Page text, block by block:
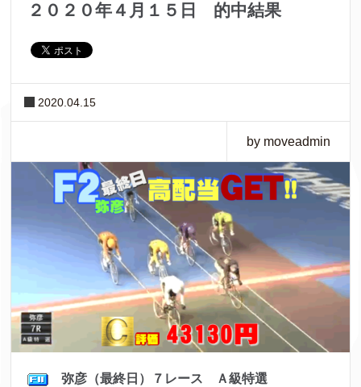
２０２０年４月１５日 的中結果
2020.04.15
by moveadmin
弥彦（最終日）７レース Ａ級特選